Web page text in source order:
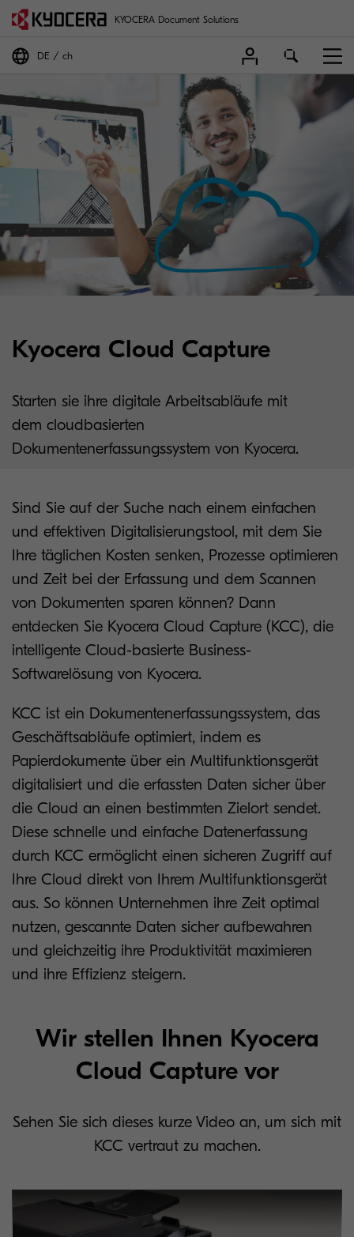
KYOCERA Document Solutions
DE ch
Kyocera Cloud Capture
Starten sie ihre digitale Arbeitsabläufe mit
dem cloudbasierten
Dokumentenerfassungssystem von Kyocera.
Sind Sie auf der Suche nach einem einfachen
und effektiven Digitalisierungstool, mit dem Sie
Ihre täglichen Kosten senken, Prozesse optimieren
und Zeit bei der Erfassung und dem Scannen
von Dokumenten sparen können? Dann
entdecken Sie Kyocera Cloud Capture (KCC), die
intelligente Cloud-basierte Business-
Softwarelösung von Kyocera.
KCC ist ein Dokumentenerfassungssystem, das
Geschäftsabläufe optimiert, indem es
Papierdokumente über ein Multifunktionsgerät
digitalisiert und die erfassten Daten sicher über
die Cloud an einen bestimmten Zielort sendet.
Diese schnelle und einfache Datenerfassung
durch KCC ermöglicht einen sicheren Zugriff auf
Ihre Cloud direkt von Ihrem Multifunktionsgerät
aus. So können Unternehmen ihre Zeit optimal
nutzen, gescannte Daten sicher aufbewahren
und gleichzeitig ihre Produktivität maximieren
und ihre Effizienz steigern.
Wir stellen Ihnen Kyocera
Cloud Capture vor
Sehen Sie sich dieses kurze Video an, um sich mit
KCC vertraut zu machen.